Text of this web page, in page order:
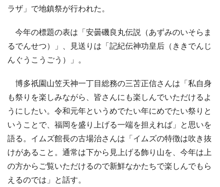
ラザ」で地鎮祭が行われた。
今年の標題の表は「安曇磯良丸伝説（あずみのいそらま
るでんせつ）」、見送りは「記紀伝神功皇后（ききでんじ
んぐうこうごう）」。
博多祇園山笠天神一丁目総務の三苫正信さんは「私自身
も祭りを楽しみながら、皆さんにも楽しんでいただけるよ
うにしたい。令和元年というめでたい年にめでたい祭りと
いうことで、福岡を盛り上げる一端を担えれば」と思いを
語る。イムズ館長の古場治さんは「イムズの特徴は吹き抜
けがあること。通常は下から見上げる飾り山を、今年は上
の方からご覧いただけるので新鮮なかたちで楽しんでもら
えるのでは」と話す。